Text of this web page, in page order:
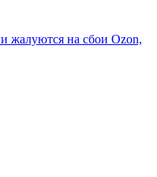
жалуются на сбои Ozon,